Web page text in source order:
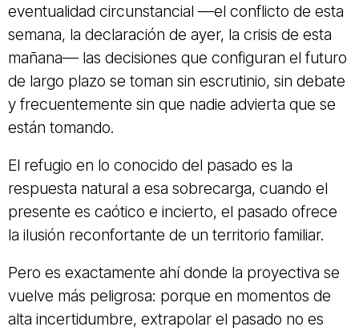
eventualidad circunstancial —el conflicto de esta
semana, la declaración de ayer, la crisis de esta
mañana— las decisiones que configuran el futuro
de largo plazo se toman sin escrutinio, sin debate
y frecuentemente sin que nadie advierta que se
están tomando.
El refugio en lo conocido del pasado es la
respuesta natural a esa sobrecarga, cuando el
presente es caótico e incierto, el pasado ofrece
la ilusión reconfortante de un territorio familiar.
Pero es exactamente ahí donde la proyectiva se
vuelve más peligrosa: porque en momentos de
alta incertidumbre, extrapolar el pasado no es